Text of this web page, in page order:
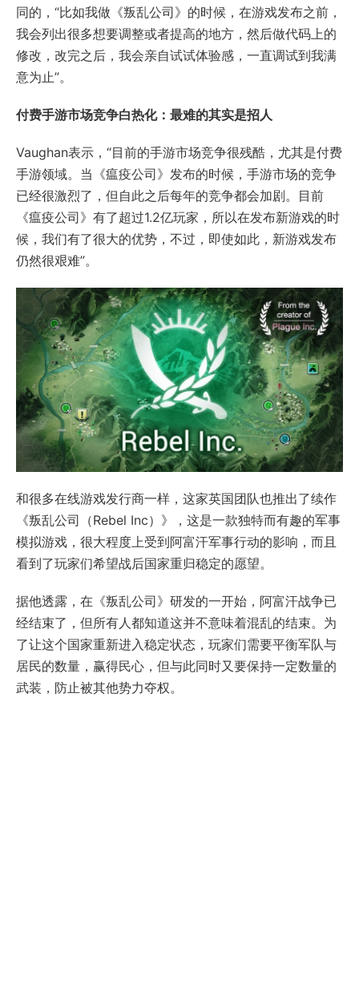
同的，“比如我做《叛乱公司》的时候，在游戏发布之前，
我会列出很多想要调整或者提高的地方，然后做代码上的
修改，改完之后，我会亲自试试体验感，一直调试到我满
意为止”。
付费手游市场竞争白热化：最难的其实是招人
Vaughan表示，“目前的手游市场竞争很残酷，尤其是付费
手游领域。当《瘟疫公司》发布的时候，手游市场的竞争
已经很激烈了，但自此之后每年的竞争都会加剧。目前
《瘟疫公司》有了超过1.2亿玩家，所以在发布新游戏的时
候，我们有了很大的优势，不过，即使如此，新游戏发布
仍然很艰难”。
和很多在线游戏发行商一样，这家英国团队也推出了续作
《叛乱公司（Rebel Inc）》，这是一款独特而有趣的军事
模拟游戏，很大程度上受到阿富汗军事行动的影响，而且
看到了玩家们希望战后国家重归稳定的愿望。
据他透露，在《叛乱公司》研发的一开始，阿富汗战争已
经结束了，但所有人都知道这并不意味着混乱的结束。为
了让这个国家重新进入稳定状态，玩家们需要平衡军队与
居民的数量，赢得民心，但与此同时又要保持一定数量的
武装，防止被其他势力夺权。